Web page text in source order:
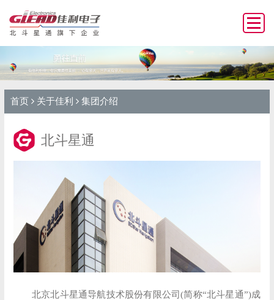
首页 关于佳利 集团介绍
北斗星通
北京北斗星通导航技术股份有限公司(简称“北斗星通”)成